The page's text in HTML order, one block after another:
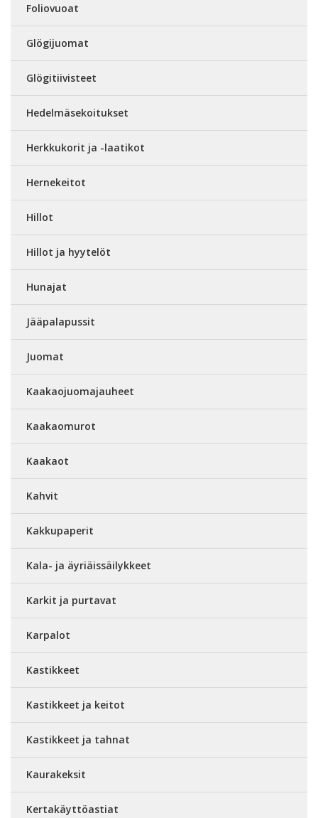
Foliovuoat
Glögijuomat
Glögitiivisteet
Hedelmäsekoitukset
Herkkukorit ja -laatikot
Hernekeitot
Hillot
Hillot ja hyytelöt
Hunajat
Jääpalapussit
Juomat
Kaakaojuomajauheet
Kaakaomurot
Kaakaot
Kahvit
Kakkupaperit
Kala- ja äyriäissäilykkeet
Karkit ja purtavat
Karpalot
Kastikkeet
Kastikkeet ja keitot
Kastikkeet ja tahnat
Kaurakeksit
Kertakäyttöastiat